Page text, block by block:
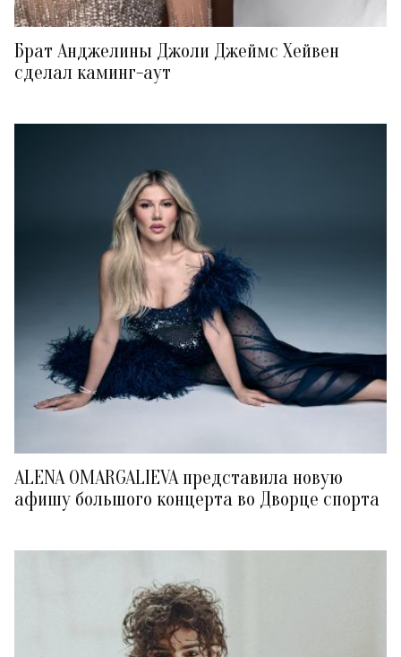
Брат Анджелины Джоли Джеймс Хейвен
сделал каминг-аут
ALENA OMARGALIEVA представила новую
афишу большого концерта во Дворце спорта